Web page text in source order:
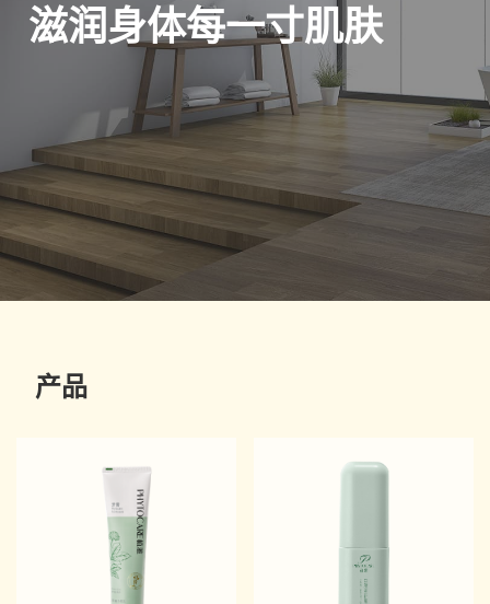
滋润身体每一寸肌肤
产品